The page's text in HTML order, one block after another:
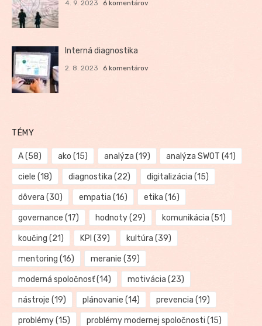
4. 9. 2023 6 komentárov
Interná diagnostika
2. 8. 2023 6 komentárov
TÉMY
A(58) ako (15) analýza (19) analýza SWOT (41)
ciele (18) diagnostika (22) digitalizácia (15)
dôvera (30) empatia (16) etika (16)
governance (17) hodnoty(29) komunikácia (51)
koučing (21) KPI (39) kultúra (39)
mentoring (16) meranie (39)
moderná spoločnosť(14) motivácia (23)
nástroje (19) plánovanie (14) prevencia (19)
problémy(15) problémy modernej spoločnosti (15)